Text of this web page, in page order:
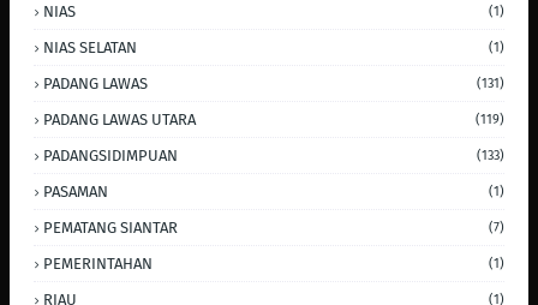
NIAS (1)
NIAS SELATAN (1)
PADANG LAWAS (131)
PADANG LAWAS UTARA (119)
PADANGSIDIMPUAN (133)
PASAMAN (1)
PEMATANG SIANTAR (7)
PEMERINTAHAN (1)
RIAU (1)